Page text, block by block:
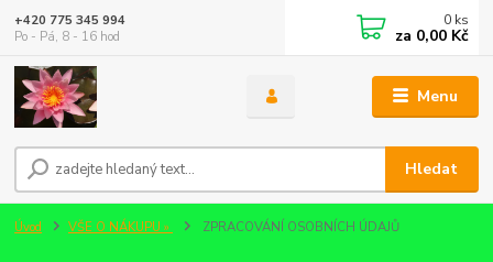
Menu
Hledat
+420 775 345 994
Po - Pá, 8 - 16 hod
0 ks
za 0,00 Kč
Úvod VŠE O NÁKUPU » ZPRACOVÁNÍ OSOBNÍCH ÚDAJŮ